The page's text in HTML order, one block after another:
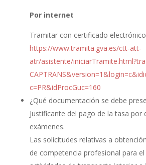
Por internet
Tramitar con certificado
https://www.tramita.gva.es/ctt-att-
atr/asistente/
c=PR&idProcGuc=160
¿Qué documentación se debe
Justificante del pago de la tasa por
exámenes.
Las solicitudes relativas a
de competencia profesional para